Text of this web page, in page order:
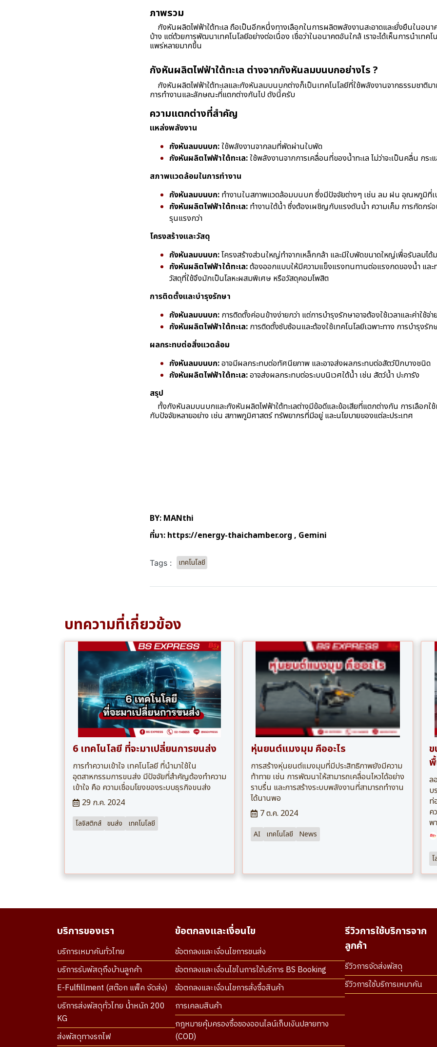
ภาพรวม
กังหันผลิตไฟฟ้าใต้ทะเล ถือเป็นอีกหนึ่งทางเลือกในการผลิตพลังงานสะอาดและยั่งยืนในอนา
บ้าง แต่ด้วยการพัฒนาเทคโนโลยีอย่างต่อเนื่อง เชื่อว่าในอนาคตอันใกล้ เราจะได้เห็นการนำเทค
แพร่หลายมากขึ้น
กังหันผลิตไฟฟ้าใต้ทะเล ต่างจากกังหันลมบนบกอย่างไร ?
กังหันผลิตไฟฟ้าใต้ทะเลและกังหันลมบนบกต่างก็เป็นเทคโนโลยีที่ใช้พลังงานจากธรรมชาติม
การทำงานและลักษณะที่แตกต่างกันไป ดังนี้ครับ
ความแตกต่างที่สำคัญ
แหล่งพลังงาน
กังหันลมบนบก:ใช้พลังงานจากลมที่พัดผ่านใบพัด
กังหันผลิตไฟฟ้าใต้ทะเล:ใช้พลังงานจากการเคลื่อนที่ของน้ำทะเล ไม่ว่าจะเป็นคลื่น กร
สภาพแวดล้อมในการทำงาน
กังหันลมบนบก: ทำงานในสภาพแวดล้อมบนบก ซึ่งมีปัจจัยต่างๆ เช่น ลม ฝน อุณหภูมิที่
กังหันผลิตไฟฟ้าใต้ทะเล: ทำงานใต้น้ำ ซึ่งต้องเผชิญกับแรงดันน้ำ ความเค็ม การกัดกร่
รุนแรงกว่า
โครงสร้างและวัสดุ
กังหันลมบนบก:โครงสร้างส่วนใหญ่ทำจากเหล็กกล้า และมีใบพัดขนาดใหญ่เพื่อรับลมได้
กังหันผลิตไฟฟ้าใต้ทะเล:ต้องออกแบบให้มีความแข็งแรงทนทานต่อแรงกดของน้ำ แล
วัสดุที่ใช้จึงมักเป็นโลหะผสมพิเศษ หรือวัสดุคอมโพสิต
การติดตั้งและบำรุงรักษา
กังหันลมบนบก: การติดตั้งค่อนข้างง่ายกว่า แต่การบำรุงรักษาอาจต้องใช้เวลาและค่าใช้จ่า
กังหันผลิตไฟฟ้าใต้ทะเล: การติดตั้งซับซ้อนและต้องใช้เทคโนโลยีเฉพาะทาง การบำรุงรัก
ผลกระทบต่อสิ่งแวดล้อม
กังหันลมบนบก:อาจมีผลกระทบต่อทัศนียภาพ และอาจส่งผลกระทบต่อสัตว์ปีกบางชนิด
กังหันผลิตไฟฟ้าใต้ทะเล:อาจส่งผลกระทบต่อระบบนิเวศใต้น้ำ เช่น สัตว์น้ำ ปะการัง
สรุป
ทั้งกังหันลมบนบกและกังหันผลิตไฟฟ้าใต้ทะเลต่างมีข้อดีและข้อเสียที่แตกต่างกัน การเลือกใช้
กับปัจจัยหลายอย่าง เช่น สภาพภูมิศาสตร์ ทรัพยากรที่มีอยู่ และนโยบายของแต่ละประเทศ
BY: MANthi
ที่มา: https://energy-thaichamber.org , Gemini
Tags : เทคโนโลยี
บทความที่เกี่ยวข้อง
6 เทคโนโลยี ที่จะมาเปลี่ยนการขนส่ง
การทำความเข้าใจ เทคโนโลยี ที่นำมาใช้ใน
อุตสาหกรรมการขนส่ง มีปัจจัยที่สำคัญต้องทำความ
เข้าใจ คือ ความเชื่อมโยงของระบบธุรกิจขนส่ง
29 ก.ค. 2024
โลจิสติกส์ ขนส่ง เทคโนโลยี
หุ่นยนต์แมงมุม คืออะไร
การสร้างหุ่นยนต์แมงมุมที่มีประสิทธิภาพยังมีความ
ท้าทาย เช่น การพัฒนาให้สามารถเคลื่อนไหวได้อย่าง
ราบรื่น และการสร้างระบบพลังงานที่สามารถทำงาน
ได้นานพอ
7 ต.ค. 2024
AI เทคโนโลยี News
ล
บ
ท่
ค
พ
บริการของเรา
บริการเหมาคันทั่วไทย
บริการรับพัสดุถึงบ้านลูกค้า
E-Fulfillment (สต๊อก แพ็ค จัดส่ง)
บริการส่งพัสดุทั่วไทย น้ำหนัก 200
KG
ส่งพัสดุทางรถไฟ
ข้อตกลงและเงื่อนไข
ข้อตกลงและเงื่อนไขการขนส่ง
ข้อตกลงและเงื่อนไขในการใช้บริการ BS Booking
ข้อตกลงและเงื่อนไขการสั่งซื้อสินค้า
การเคลมสินค้า
กฎหมายคุ้มครองซื้อของออนไลน์เก็บเงินปลายทาง
(COD)
รีวิวการใช้บริการจาก
ลูกค้า
รีวิวการจัดส่งพัสดุ
รีวิวการใช้บริการเหมาคัน